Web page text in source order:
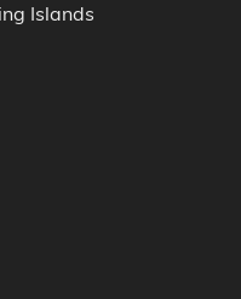
Islands